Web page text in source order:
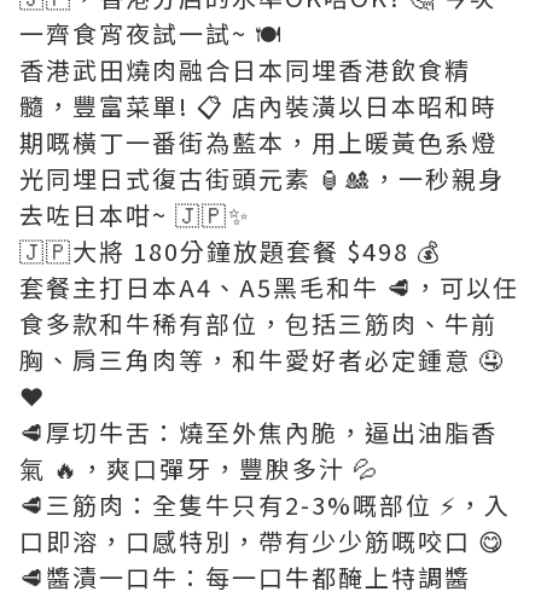
一齊食宵夜試一試~ 🍽️
香港武田燒肉融合日本同埋香港飲食精
髓，豐富菜單! 📋 店內裝潢以日本昭和時
期嘅橫丁一番街為藍本，用上暖黃色系燈
光同埋日式復古街頭元素 🏮🎎，一秒親身
去咗日本咁~ 🇯🇵✨
🇯🇵大將 180分鐘放題套餐 $498 💰
套餐主打日本A4、A5黑毛和牛 🥩，可以任
食多款和牛稀有部位，包括三筋肉、牛前
胸、肩三角肉等，和牛愛好者必定鍾意 🤤
❤️
🥩厚切牛舌：燒至外焦內脆，逼出油脂香
氣 🔥，爽口彈牙，豐腴多汁 💦
🥩三筋肉：全隻牛只有2-3%嘅部位 ⚡，入
口即溶，口感特別，帶有少少筋嘅咬口 😋
🥩醬漬一口牛：每一口牛都醃上特調醬